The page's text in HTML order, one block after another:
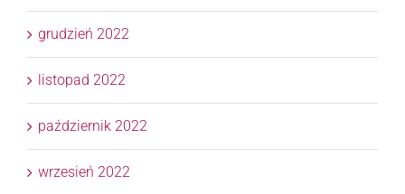
grudzień 2022
listopad 2022
październik 2022
wrzesień 2022